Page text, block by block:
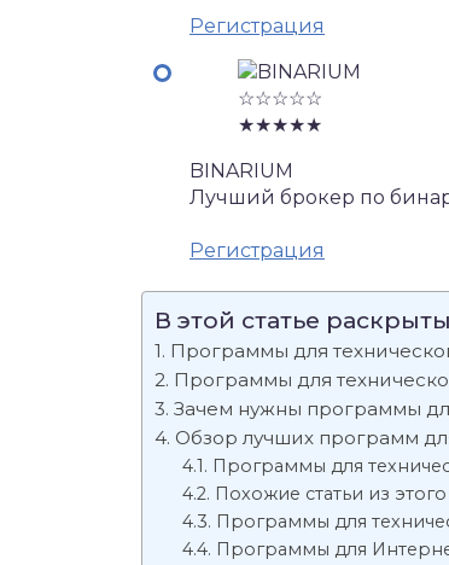
Регистрация
☆☆☆☆☆
★★★★★
BINARIUM
Лучший брокер по
Регистрация
В этой статье
Программы для
Программы для
Зачем нужны программы
Обзор лучших программ
Программы для
Похожие статьи из
Программы для
Программы для